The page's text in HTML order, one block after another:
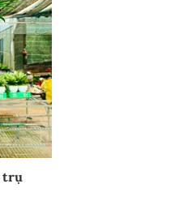
trụ